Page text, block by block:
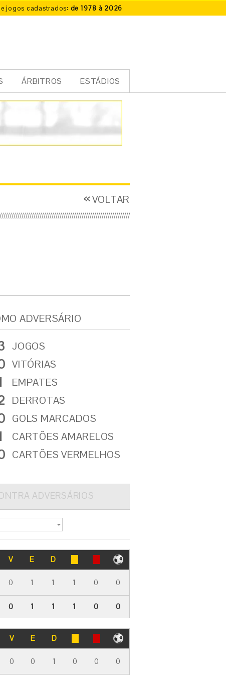
jogos cadastrados: de 1978 à 2026
ÁRBITROS ESTÁDIOS
VOLTAR
ADVERSÁRIO
JOGOS
VITÓRIAS
EMPATES
DERROTAS
GOLS MARCADOS
CARTÕES AMARELOS
CARTÕES VERMELHOS
ADVERSÁRIOS
V E D
0 1 1 1 0 0
0 1 1 1 0 0
V E D
0 0 1 0 0 0